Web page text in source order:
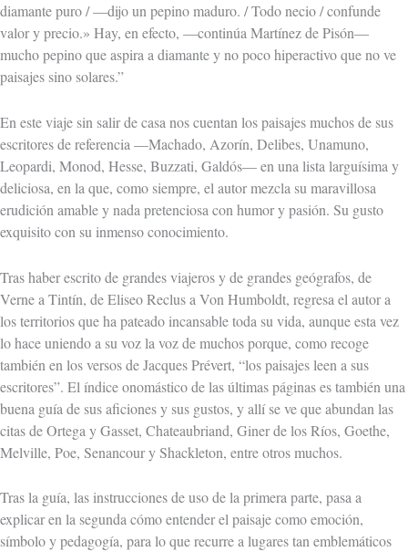
diamante puro / —dijo un pepino maduro. / Todo necio / confunde
valor y precio.» Hay, en efecto, —continúa Martínez de Pisón—
mucho pepino que aspira a diamante y no poco hiperactivo que no ve
paisajes sino solares.”
En este viaje sin salir de casa nos cuentan los paisajes muchos de sus
escritores de referencia —Machado, Azorín, Delibes, Unamuno,
Leopardi, Monod, Hesse, Buzzati, Galdós— en una lista larguísima y
deliciosa, en la que, como siempre, el autor mezcla su maravillosa
erudición amable y nada pretenciosa con humor y pasión. Su gusto
exquisito con su inmenso conocimiento.
Tras haber escrito de grandes viajeros y de grandes geógrafos, de
Verne a Tintín, de Eliseo Reclus a Von Humboldt, regresa el autor a
los territorios que ha pateado incansable toda su vida, aunque esta vez
lo hace uniendo a su voz la voz de muchos porque, como recoge
también en los versos de Jacques Prévert, “los paisajes leen a sus
escritores”. El índice onomástico de las últimas páginas es también una
buena guía de sus aficiones y sus gustos, y allí se ve que abundan las
citas de Ortega y Gasset, Chateaubriand, Giner de los Ríos, Goethe,
Melville, Poe, Senancour y Shackleton, entre otros muchos.
Tras la guía, las instrucciones de uso de la primera parte, pasa a
explicar en la segunda cómo entender el paisaje como emoción,
símbolo y pedagogía, para lo que recurre a lugares tan emblemáticos